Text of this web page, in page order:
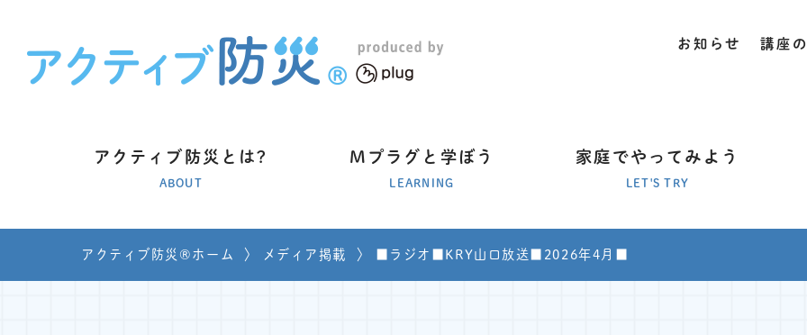
アクティブ防災とは?
ABOUT
Mプラグと学ぼう
LEARNING
家庭でやってみよう
LET'S TRY
お知らせ 講座
アクティブ防災®ホーム 〉 メディア掲載 〉 ■ラジオ■KRY山口放送■2026年4月■